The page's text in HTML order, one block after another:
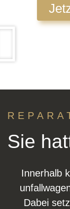
Sie
Innerhalb
Dabei